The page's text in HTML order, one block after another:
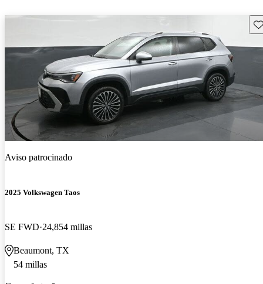
Aviso patrocinado
2025 Volkswagen Taos
SE FWD 24,854 millas
Beaumont, TX
54 millas